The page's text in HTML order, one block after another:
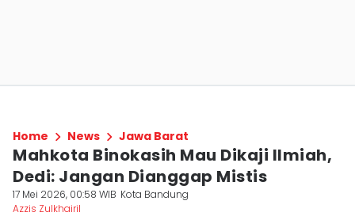
Home News Jawa Barat
Mahkota Binokasih Mau Dikaji Ilmiah,
Dedi: Jangan Dianggap Mistis
17 Mei 2026, 00:58 WIB Kota Bandung
Azzis Zulkhairil